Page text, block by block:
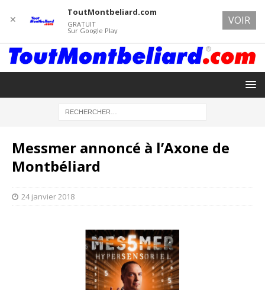
Messmer annoncé à l’Axone de
Montbéliard
24 janvier 2018
✕
ToutMontbeliard.com
GRATUIT
Sur Google Play
VOIR